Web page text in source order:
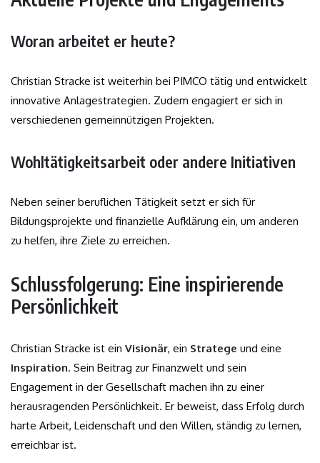
Woran arbeitet er heute?
Christian Stracke ist weiterhin bei PIMCO tätig und entwickelt
innovative Anlagestrategien. Zudem engagiert er sich in
verschiedenen gemeinnützigen Projekten.
Wohltätigkeitsarbeit oder andere Initiativen
Neben seiner beruflichen Tätigkeit setzt er sich für
Bildungsprojekte und finanzielle Aufklärung ein, um anderen
zu helfen, ihre Ziele zu erreichen.
Schlussfolgerung: Eine inspirierende
Persönlichkeit
Christian Stracke ist ein Visionär, ein Stratege und eine
Inspiration. Sein Beitrag zur Finanzwelt und sein
Engagement in der Gesellschaft machen ihn zu einer
herausragenden Persönlichkeit. Er beweist, dass Erfolg durch
harte Arbeit, Leidenschaft und den Willen, ständig zu lernen,
erreichbar ist.